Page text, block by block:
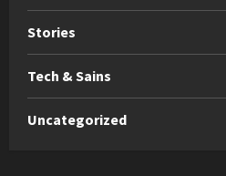
Stories
Tech & Sains
Uncategorized